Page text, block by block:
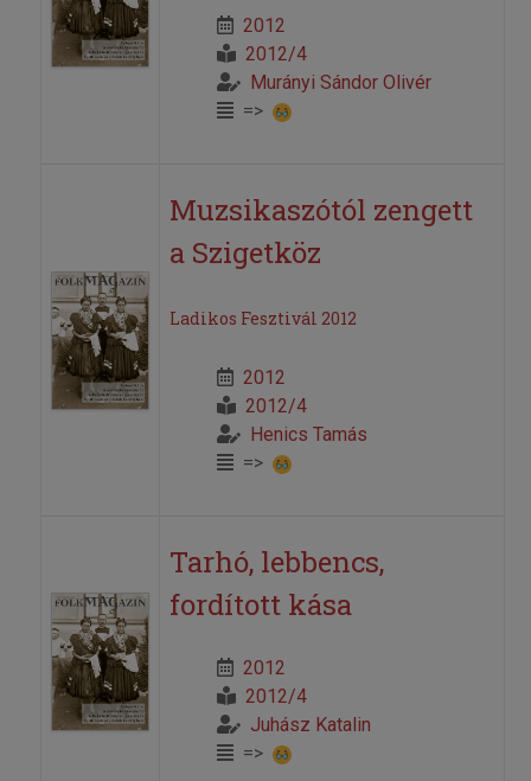
2012
2012/4
Murányi Sándor Olivér
=>
Muzsikaszótól zengett
a Szigetköz
Ladikos Fesztivál 2012
2012
2012/4
Henics Tamás
=>
Tarhó, lebbencs,
fordított kása
2012
2012/4
Juhász Katalin
=>